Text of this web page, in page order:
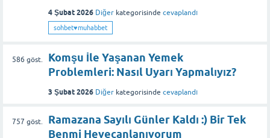
4 Şubat 2026 Diğer kategorisinde cevaplandı
sohbet♥️muhabbet
586 göst.
Komşu İle Yaşanan Yemek
Problemleri: Nasıl Uyarı Yapmalıyız?
3 Şubat 2026 Diğer kategorisinde cevaplandı
757 göst.
Ramazana Sayılı Günler Kaldı :) Bir Tek
Benmi Heyecanlanıyorum